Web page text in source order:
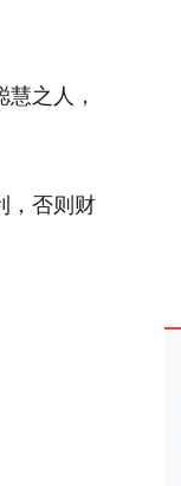
之人，
，否则财